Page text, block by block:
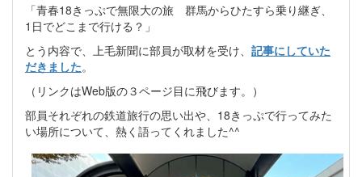
「青春18きっぷで無限大の旅 群馬からひたすら乗り継ぎ、
1日でどこまで行ける？」
とう内容で、上毛新聞に部員が取材を受け、 記事にしていた
だきました。
（リンクはWeb版の３ページ目に飛びます。）
部員それぞれの鉄道旅行の思い出や、18きっぷで行ってみた
い場所について、熱く語ってくれました^^